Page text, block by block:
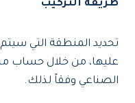
طريقة التركيب
تحديد المنطقة التي
عليها، من خلال حساب
الصناعي وفقاً لذلك.